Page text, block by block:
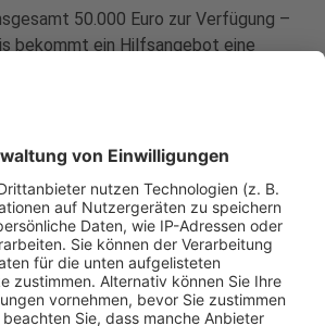
50.000 Euro zur Verfügung –
bekommt ein Hilfsangebot eine
Darunter sind zum Beispiel die
Ukraine-Hilfe Bedburg oder die
in Frechen. Sie alle
Rhein-Erft-Kreis stellvertretend
Kriegs für die Geflüchteten
folgende Initiativen durch